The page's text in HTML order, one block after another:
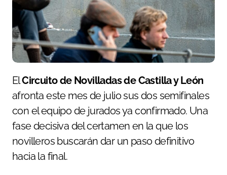
ElCircuito de Novilladas de Castilla y León
afronta este mes de julio sus dos semifinales
con el equipo de jurados ya confirmado. Una
fase decisiva del certamen en la que los
novilleros buscarán dar un paso definitivo
hacia la final.